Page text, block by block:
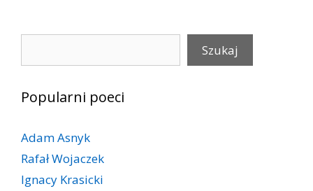
Szukaj
Popularni poeci
Adam Asnyk
Rafał Wojaczek
Ignacy Krasicki